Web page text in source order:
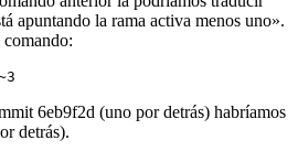
apuntando la rama activa menos uno».
comando:
6eb9f2d (uno por detrás) habríamos
detrás).